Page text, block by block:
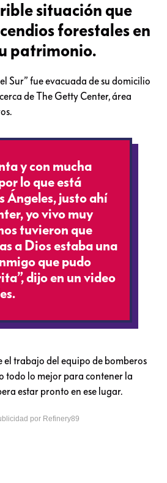
situación que
forestales en
patrimonio.
Sur” fue evacuada de su domicilio
de The Getty Center, área
y con mucha
lo que está
Ángeles, justo ahí
yo vivo muy
tuvieron que
a Dios estaba una
que pudo
dijo en un video
el trabajo del equipo de bomberos
todo lo mejor para contener la
estar pronto en ese lugar.
por Refinery89